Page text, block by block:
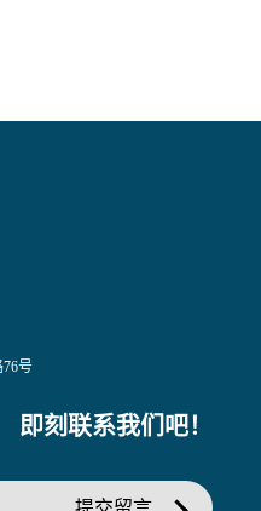
号
即刻联系我们吧！